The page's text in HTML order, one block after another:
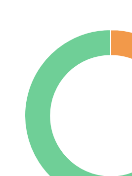
Paris
arrondissement
83000 - Toulon
38000 - Grenoble